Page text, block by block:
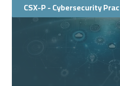
CSX-P - Cybersecurity